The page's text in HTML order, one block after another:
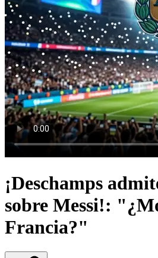
¡Deschamps
sobre Messi!:
Francia?"